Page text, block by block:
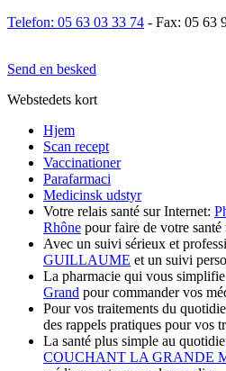
Telefon: 05 63 03 33 74 - Fax: 05 63
Send en besked
Webstedets kort
Hjem
Scan recept
Vaccinationer
Parafarmaci
Medicinsk udstyr
Votre relais santé sur Internet:
Rhône pour faire de votre
Avec un suivi sérieux et
GUILLAUME et un suivi
La pharmacie qui vous
Grand pour commander vos
Pour vos traitements du
des rappels pratiques pour vos
La santé plus simple au
COUCHANT LA GRANDE